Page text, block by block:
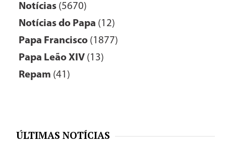
Notícias (5670)
Notícias do Papa (12)
Papa Francisco (1877)
Papa Leão XIV (13)
Repam (41)
ÚLTIMAS NOTÍCIAS